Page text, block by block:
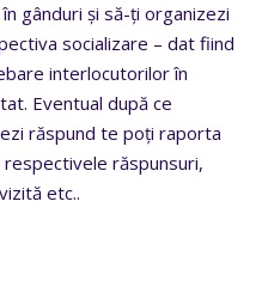
gânduri și să-ți organizezi
socializare – dat fiind
interlocutorilor în
Eventual după ce
răspund te poți raporta
răspunsuri,
etc..